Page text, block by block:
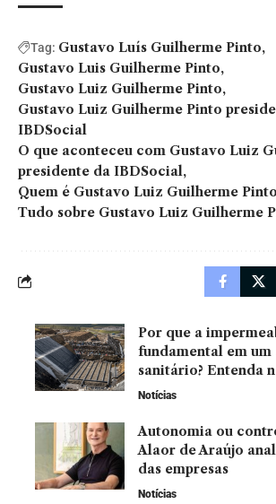
Tag: Gustavo Luís Guilherme Pinto
Gustavo Luis Guilherme Pinto
Gustavo Luiz Guilherme Pinto
Gustavo Luiz Guilherme Pinto
IBDSocial
O que aconteceu com Gustavo Luiz
presidente da IBDSocial
Quem é Gustavo Luiz Guilherme Pinto
Tudo sobre Gustavo Luiz Guilherme
Por que a
fundamental em
sanitário? Entenda
Notícias
Autonomia ou
Alaor de Araújo
das empresas
Notícias